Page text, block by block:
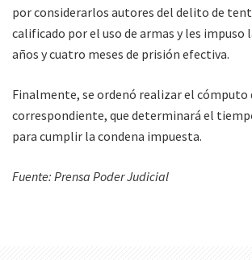
por considerarlos autores del delito de
calificado por el uso de armas y les impuso
años y cuatro meses de prisión efectiva.
Finalmente, se ordenó realizar el cómputo
correspondiente, que determinará el
para cumplir la condena impuesta.
Fuente: Prensa Poder Judicial